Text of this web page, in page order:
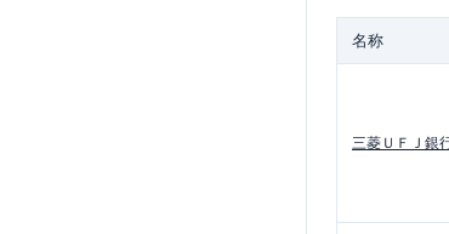
名称
三菱ＵＦＪ銀